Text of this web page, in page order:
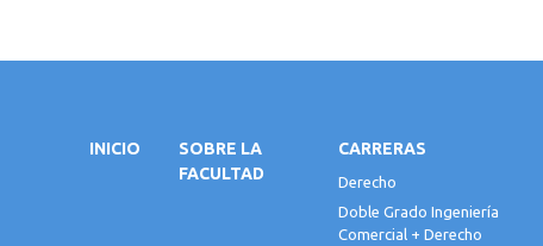
INICIO
SOBRE LA
FACULTAD
CARRERAS
Derecho
Doble Grado Ingeniería
Comercial + Derecho